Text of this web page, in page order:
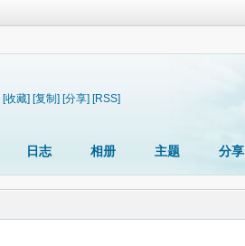
[收藏] [复制] [分享] [RSS]
日志 相册 主题 分享